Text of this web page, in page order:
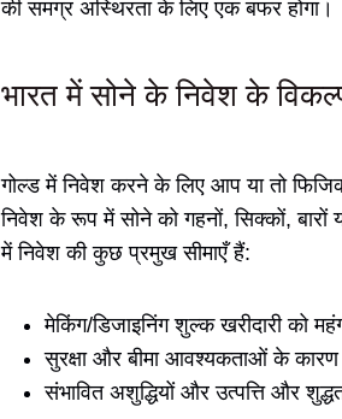
की समग्र अस्थिरता के लिए एक बफर होगा।
भारत में सोने के निवेश के
गोल्ड में निवेश करने के लिए आप या तो
निवेश के रूप में सोने को गहनों, सिक्कों,
में निवेश की कुछ प्रमुख सीमाएँ हैं:
मेकिंग/डिजाइनिंग शुल्क खरीदारी को
सुरक्षा और बीमा आवश्यकताओं के कारण
संभावित अशुद्धियों और उत्पत्ति और